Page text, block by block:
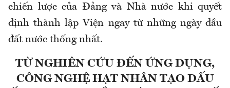
chiến lược của Đảng và Nhà nước khi quyết
định thành lập Viện ngay từ những ngày đầu
đất nước thống nhất.
TỪ NGHIÊN CỨU ĐẾN ỨNG DỤNG,
CÔNG NGHỆ HẠT NHÂN TẠO DẤU